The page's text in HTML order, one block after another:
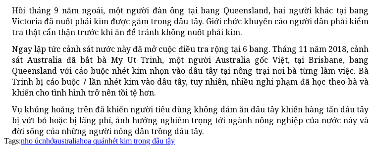
Hồi tháng 9 năm ngoái, một người đàn ông tại bang Queensland, hai người khác tại bang
Victoria đã nuốt phải kim được găm trong dâu tây. Giới chức khuyến cáo người dân phải kiểm
tra thật cẩn thận trước khi ăn để tránh không nuốt phải kim.
Ngay lập tức cảnh sát nước này đã mở cuộc điều tra rộng tại 6 bang. Tháng 11 năm 2018, cảnh
sát Australia đã bắt bà My Ut Trinh, một người Australia gốc Việt, tại Brisbane, bang
Queensland với cáo buộc nhét kim nhọn vào dâu tây tại nông trại nơi bà từng làm việc. Bà
Trinh bị cáo buộc 7 lần nhét kim vào dâu tây, tuy nhiên, nhiều nghi phạm đã học theo bà và
khiến cho tình hình trở nên tồi tệ hơn.
Vụ khủng hoảng trên đã khiến người tiêu dùng không dám ăn dâu tây khiến hàng tấn dâu tây
bị vứt bỏ hoặc bị lãng phí, ảnh hưởng nghiêm trọng tới ngành nông nghiệp của nước này và
đời sống của những người nông dân trồng dâu tây.
Tags:nho úcnhớaustraliahoa quảnhét kim trong dâu tây